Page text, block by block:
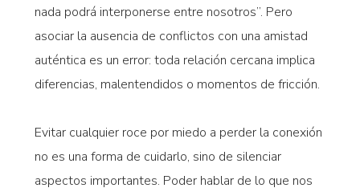
nada podrá interponerse entre nosotros”. Pero
asociar la ausencia de conflictos con una amistad
auténtica es un error: toda relación cercana implica
diferencias, malentendidos o momentos de fricción.
Evitar cualquier roce por miedo a perder la conexión
no es una forma de cuidarlo, sino de silenciar
aspectos importantes. Poder hablar de lo que nos